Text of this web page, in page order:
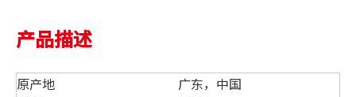
产品描述
原产地
广东，中国